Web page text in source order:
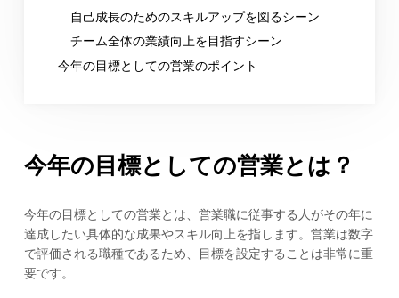
自己成長のためのスキルアップを図るシーン
チーム全体の業績向上を目指すシーン
今年の目標としての営業のポイント
今年の目標としての営業とは？
今年の目標としての営業とは、営業職に従事する人がその年に
達成したい具体的な成果やスキル向上を指します。営業は数字
で評価される職種であるため、目標を設定することは非常に重
要です。